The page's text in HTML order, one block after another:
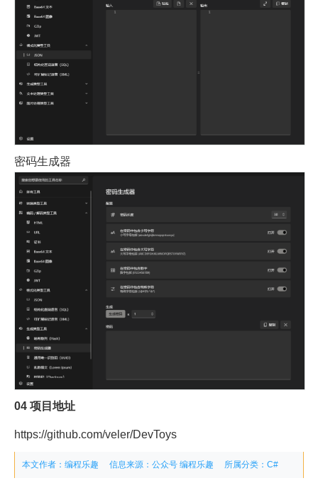
密码生成器
04 项目地址
https://github.com/veler/DevToys
本文作者：编程乐趣 信息来源：公众号 编程乐趣 所属分类： C#